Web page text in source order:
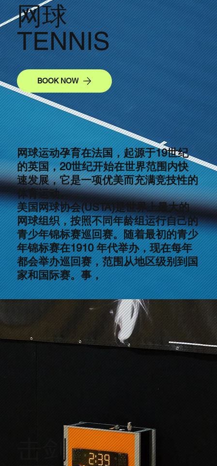
网球
TENNIS
BOOK NOW
网球运动孕育在法国，起源于19世纪
的英国，20世纪开始在世界范围内快
速发展，它是一项优美而充满竞技性的
体育运动。
美国网球协会(USTA)是世界上最大的
网球组织，按照不同年龄组运行自己的
青少年锦标赛巡回赛。随着最初的青少
年锦标赛在1910 年代举办，现在每年
都会举办巡回赛，范围从地区级别到国
家和国际赛。事，
击剑